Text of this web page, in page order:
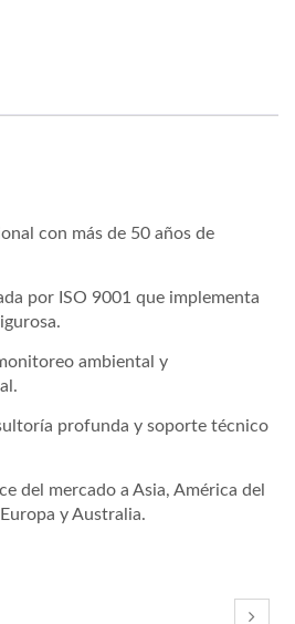
con más de 50 años de
por ISO 9001 que implementa
ambiental y
profunda y soporte técnico
del mercado a Asia, América del
y Australia.